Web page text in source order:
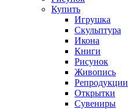
Купить
Игрушка
Скульптура
Икона
Книги
Рисунок
Живопись
Репродукции
Открытки
Сувениры